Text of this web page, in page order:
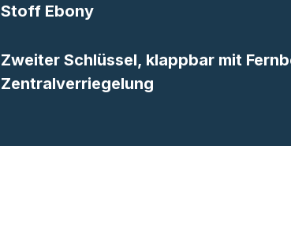
Stoff Ebony
Zweiter Schlüssel, klappbar mit
Zentralverriegelung